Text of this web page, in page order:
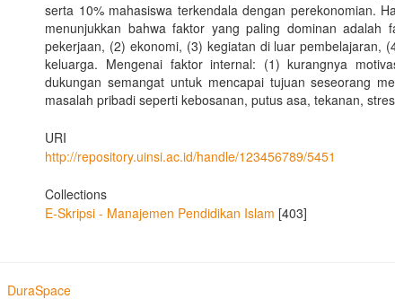
serta 10% mahasiswa terkendala dengan perekonomian.
menunjukkan bahwa faktor yang paling dominan adalah
pekerjaan, (2) ekonomi, (3) kegiatan di luar pembelajaran,
keluarga. Mengenai faktor internal: (1) kurangnya
dukungan semangat untuk mencapai tujuan seseorang
masalah pribadi seperti kebosanan, putus asa, tekanan,
URI
http://repository.uinsi.ac.id/handle/123456789/5451
Collections
E-Skripsi - Manajemen Pendidikan Islam [403]
DuraSpace